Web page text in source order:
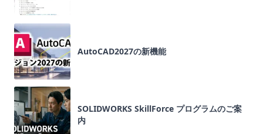
AutoCAD2027の新機能
SOLIDWORKS SkillForce プログラムのご案
内